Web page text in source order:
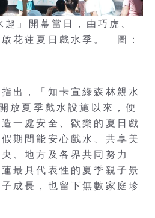
」開幕當日，由巧虎、
花蓮夏日戲水季。 圖：
出，「知卡宣綠森林親水
放夏季戲水設施以來，便
一處安全、歡樂的夏日戲
期間能安心戲水、共享美
、地方及各界共同努力
最具代表性的夏季親子景
成長，也留下無數家庭珍